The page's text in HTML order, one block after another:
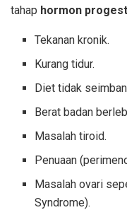
tahap hormon
Tekanan kronik.
Kurang tidur.
Diet tidak
Berat badan
Masalah tiroid.
Penuaan
Masalah ovari
Syndrome).